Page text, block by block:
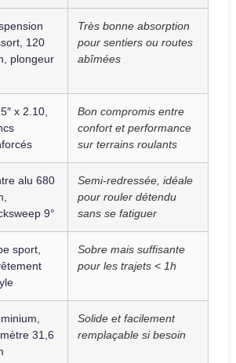
120
plongeur
Très bonne absorption
pour sentiers ou routes
abîmées
x 2.10,
Bon compromis entre
confort et performance
sur terrains roulants
alu 680
9°
Semi-redressée, idéale
pour rouler détendu
sans se fatiguer
sport,
Sobre mais suffisante
pour les trajets < 1h
31,6
Solide et facilement
remplaçable si besoin